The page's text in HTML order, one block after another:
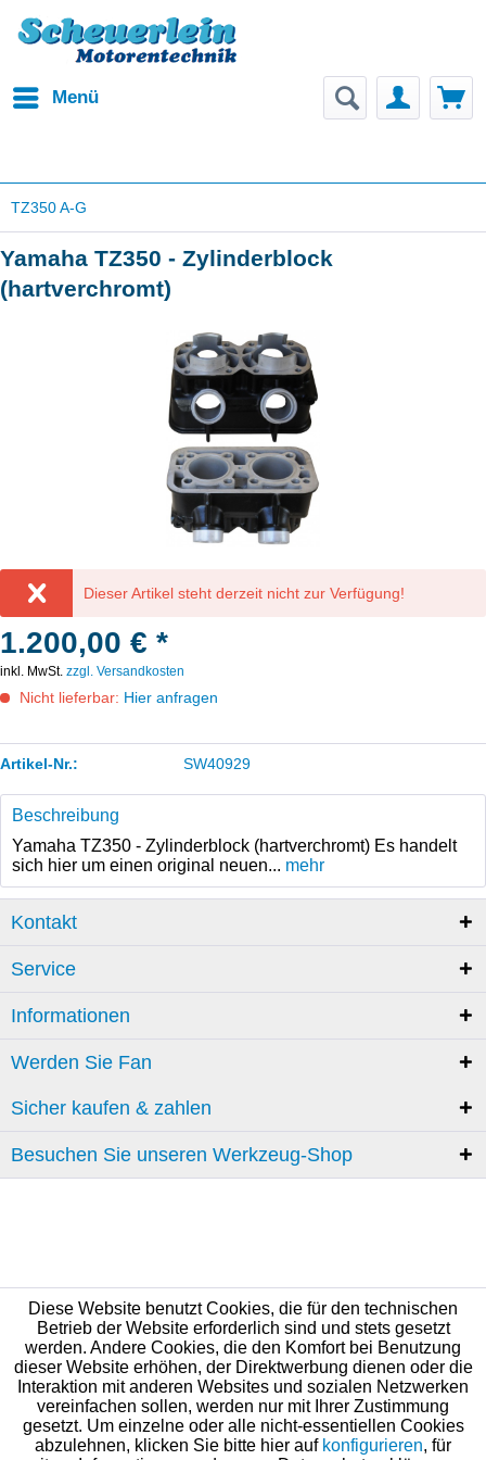
Menü
TZ350 A-G
Yamaha TZ350 - Zylinderblock
(hartverchromt)
Dieser Artikel steht derzeit nicht zur Verfügung!
1.200,00 € *
inkl. MwSt. zzgl. Versandkosten
Nicht lieferbar: Hier anfragen
Artikel-Nr.: SW40929
Beschreibung
Yamaha TZ350 - Zylinderblock (hartverchromt) Es handelt
sich hier um einen original neuen... mehr
Kontakt
Service
Informationen
Werden Sie Fan
Sicher kaufen & zahlen
Besuchen Sie unseren Werkzeug-Shop
Diese Website benutzt Cookies, die für den technischen
Betrieb der Website erforderlich sind und stets gesetzt
werden. Andere Cookies, die den Komfort bei Benutzung
dieser Website erhöhen, der Direktwerbung dienen oder die
Interaktion mit anderen Websites und sozialen Netzwerken
vereinfachen sollen, werden nur mit Ihrer Zustimmung
gesetzt. Um einzelne oder alle nicht-essentiellen Cookies
abzulehnen, klicken Sie bitte hier auf konfigurieren, für